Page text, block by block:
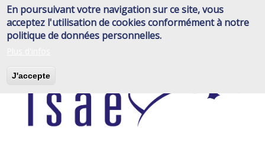
En poursuivant votre navigation sur ce site, vous
acceptez l'utilisation de cookies conformément à notre
politique de données personnelles.
J'accepte
Skip
to
main
content